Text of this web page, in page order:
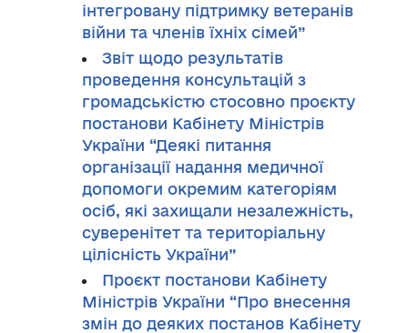
інтегровану підтримку ветеранів
війни та членів їхніх сімей”
Звіт щодо результатів
проведення консультацій з
громадськістю стосовно проєкту
постанови Кабінету Міністрів
України “Деякі питання
організації надання медичної
допомоги окремим категоріям
осіб, які захищали незалежність,
суверенітет та територіальну
цілісність України”
Проєкт постанови Кабінету
Міністрів України “Про внесення
змін до деяких постанов Кабінету